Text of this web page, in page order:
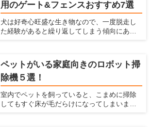
滑り対策や、ゲートの設置についても考えて
おくべきです。 この記事では、初めて犬を飼
う方におすすめのアイテムを紹介するととも
に、犬を飼う前にできる室内環境の準備につ
用のゲート&フェンスおすすめ7選
犬は好奇心旺盛な生き物なので、一度脱走し
た経験があると繰り返してしまう傾向にあり
しましょう。この記事では、脱走防止を考え
るポイントと、使い勝手の良いアイテムをま
とめて紹介します。
ペットがいる家庭向きのロボット掃
除機５選！
室内でペットを飼っていると、こまめに掃除
してもすぐ床が毛だらけになってしまいま